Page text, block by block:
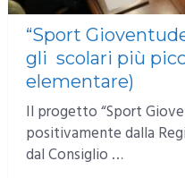
“Sport
gli scolari più
elementare)
Il progetto “Sport
positivamente dalla
dal Consiglio …